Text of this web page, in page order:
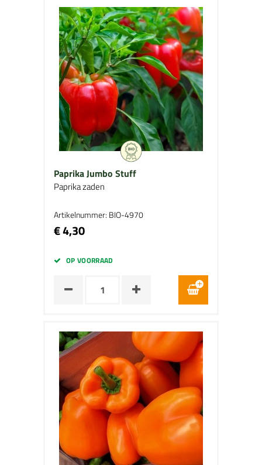
Paprika Jumbo Stuff
Paprika zaden
Artikelnummer: BIO-4970
€ 4,30
OP VOORRAAD